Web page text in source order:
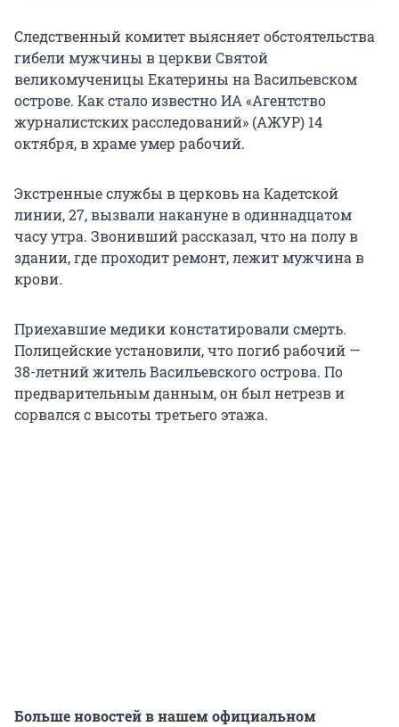
Следственный комитет выясняет обстоятельства
гибели мужчины в церкви Святой
великомученицы Екатерины на Васильевском
острове. Как стало известно ИА «Агентство
журналистских расследований» (АЖУР) 14
октября, в храме умер рабочий.
Экстренные службы в церковь на Кадетской
линии, 27, вызвали накануне в одиннадцатом
часу утра. Звонивший рассказал, что на полу в
здании, где проходит ремонт, лежит мужчина в
крови.
Приехавшие медики констатировали смерть.
Полицейские установили, что погиб рабочий —
38-летний житель Васильевского острова. По
предварительным данным, он был нетрезв и
сорвался с высоты третьего этажа.
Больше новостей в нашем официальном